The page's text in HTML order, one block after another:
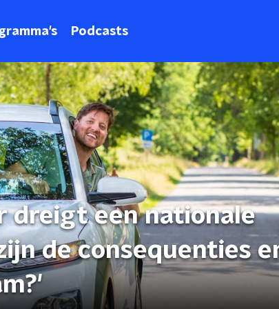
Podcasts
dreigt een nationale
de consequenties